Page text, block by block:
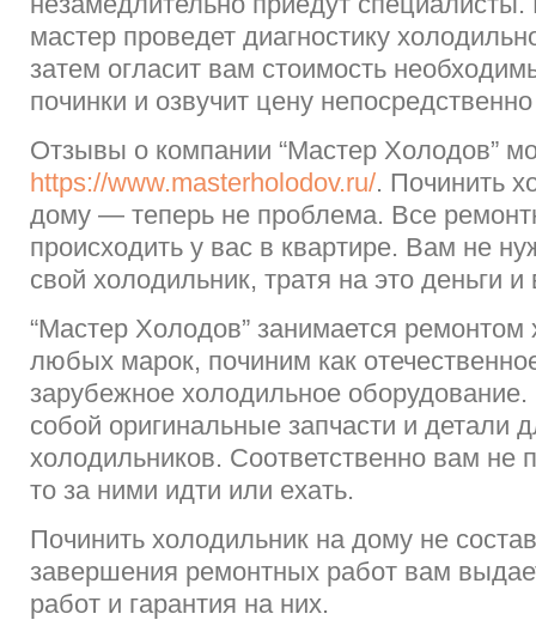
мастер проведет диагностику
затем огласит вам стоимость
починки и озвучит цену
Отзывы о компании “Мастер Холодов”
https://www.masterholodov.ru/. Починить
дому — теперь не проблема. Все
происходить у вас в квартире. Вам не
свой холодильник, тратя на это деньги
“Мастер Холодов” занимается ремонтом
любых марок, починим как
зарубежное холодильное оборудование.
собой оригинальные запчасти и детали
холодильников. Соответственно вам не
то за ними идти или ехать.
Починить холодильник на дому не
завершения ремонтных работ вам
работ и гарантия на них.